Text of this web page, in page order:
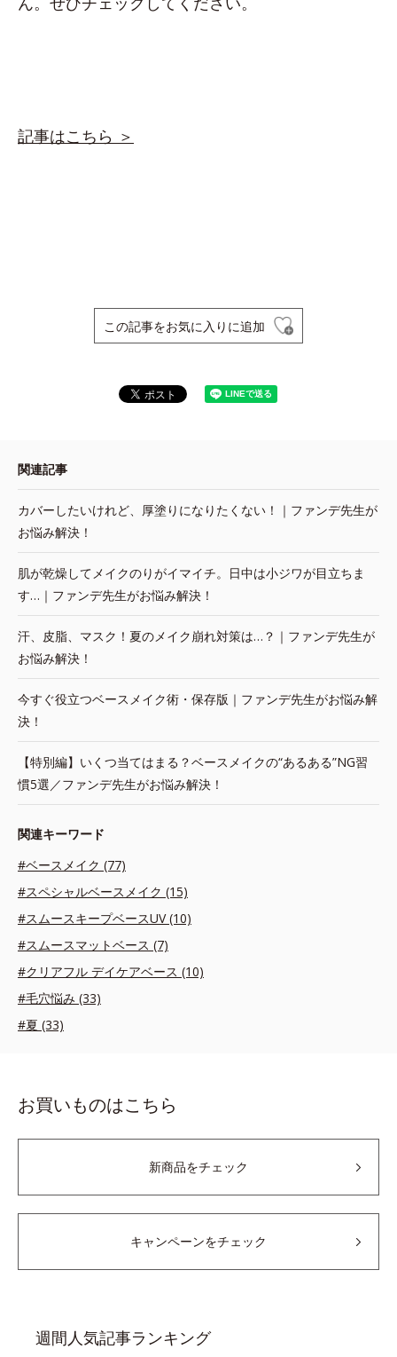
記事はこちら ＞
この記事をお気に入りに追加
関連記事
カバーしたいけれど、厚塗りになりたくない！｜ファンデ先生が
お悩み解決！
肌が乾燥してメイクのりがイマイチ。日中は小ジワが目立ちま
す…｜ファンデ先生がお悩み解決！
汗、皮脂、マスク！夏のメイク崩れ対策は…？｜ファンデ先生が
お悩み解決！
今すぐ役立つベースメイク術・保存版｜ファンデ先生がお悩み解
決！
【特別編】いくつ当てはまる？ベースメイクの“あるある”NG習
慣5選／ファンデ先生がお悩み解決！
関連キーワード
#ベースメイク (77)
#スペシャルベースメイク (15)
#スムースキープベースUV (10)
#スムースマットベース (7)
#クリアフル デイケアベース (10)
#毛穴悩み (33)
#夏 (33)
お買いものはこちら
新商品をチェック
キャンペーンをチェック
週間人気記事ランキング